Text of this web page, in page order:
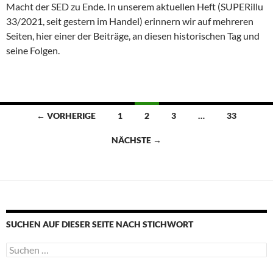
Macht der SED zu Ende. In unserem aktuellen Heft (SUPERillu
33/2021, seit gestern im Handel) erinnern wir auf mehreren
Seiten, hier einer der Beiträge, an diesen historischen Tag und
seine Folgen.
Beitragsnavigation
← VORHERIGE 1 2 3 … 33
NÄCHSTE →
SUCHEN AUF DIESER SEITE NACH STICHWORT
Suche
nach: